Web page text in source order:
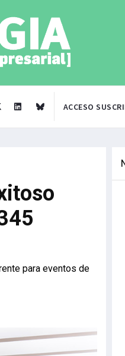
ACCESO
para eventos de